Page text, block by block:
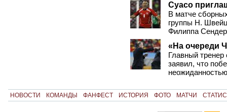
Суасо
В матче
группы H.
Филиппа
«На очереди
Главный
заявил, что
НОВОСТИ КОМАНДЫ ФАНФЕСТ ИСТОРИЯ ФОТО МАТЧИ